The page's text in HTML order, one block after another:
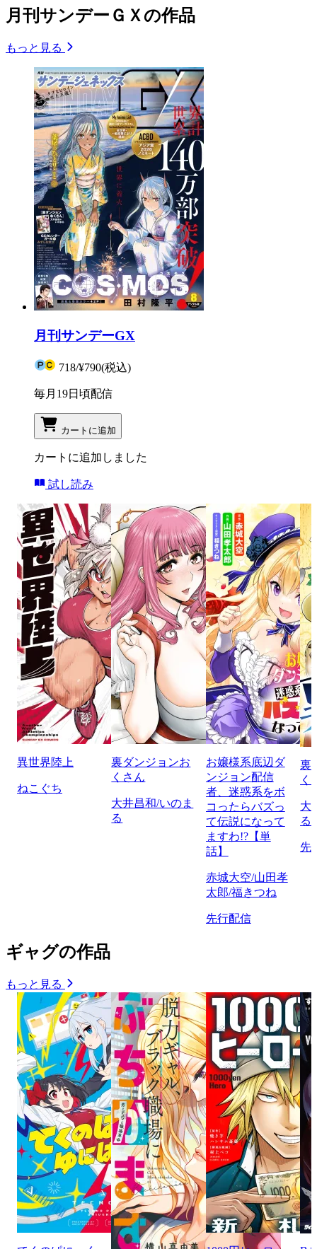
月刊サンデーＧＸの作品
もっと見る
月刊サンデーGX
718/¥790(税込)
毎月19日頃配信
カートに追加
カートに追加しました
試し読み
異世界陸上
ねこぐち
裏ダンジョンお
くさん
大井昌和/いのま
る
お嬢様系底辺ダ
ンジョン配信
者、迷惑系をボ
コったらバズっ
て伝説になって
ますわ!?【単
話】
赤城大空/山田孝
太郎/福きつね
先行配信
裏
く
大
る
先
ギャグの作品
もっと見る